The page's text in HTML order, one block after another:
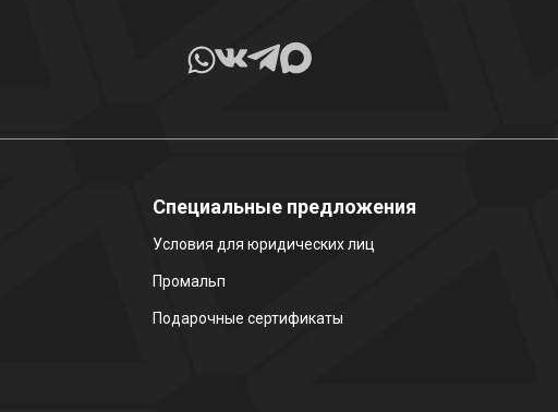
Специальные предложения
Условия для юридических лиц
Промальп
Подарочные сертификаты